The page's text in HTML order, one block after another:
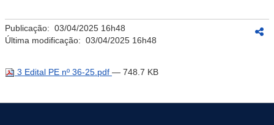
Publicação: 03/04/2025 16h48
Última modificação: 03/04/2025 16h48
3 Edital PE nº 36-25.pdf — 748.7 KB